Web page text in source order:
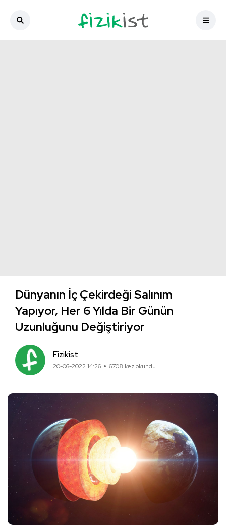
Dünyanın İç Çekirdeği Salınım
Yapıyor, Her 6 Yılda Bir Günün
Uzunluğunu Değiştiriyor
Fizikist
20-06-2022 14:26 6708 kez okundu.